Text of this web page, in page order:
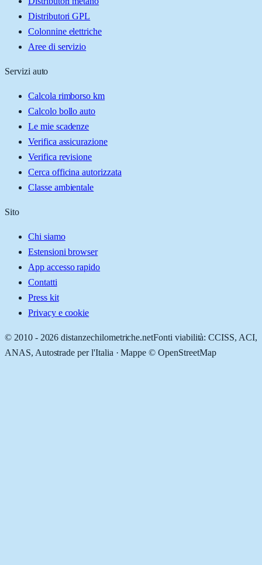
Distributori GPL
Colonnine elettriche
Aree di servizio
Servizi auto
Calcola rimborso km
Calcolo bollo auto
Le mie scadenze
Verifica assicurazione
Verifica revisione
Cerca officina autorizzata
Classe ambientale
Sito
Chi siamo
Estensioni browser
App accesso rapido
Contatti
Press kit
Privacy e cookie
© 2010 - 2026 distanzechilometriche.netFonti viabilità: CCISS, ACI,
ANAS, Autostrade per l'Italia · Mappe © OpenStreetMap